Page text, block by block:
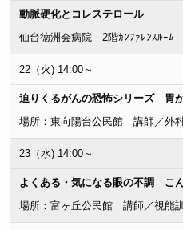
動脈硬化とコレステロール
仙台徳洲会病院 2階ｶﾝﾌｧﾚﾝｽﾙｰ
22（火) 14:00～
迫りくるがんの恐怖シリーズ 胃
場所：東向陽台公民館 講師／外
23（水) 14:00～
よくある・気になる眼の不調 こ
場所：富ヶ丘公民館 講師／視能